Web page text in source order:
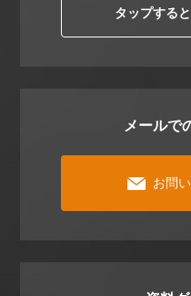
タップする
メールで
お問